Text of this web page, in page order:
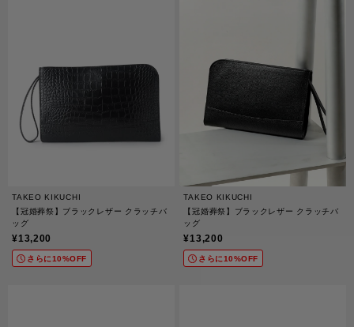
TAKEO KIKUCHI
【冠婚葬祭】ブラックレザー クラッチバ
ッグ
¥13,200
さらに10%OFF
TAKEO KIKUCHI
【冠婚葬祭】ブラックレザー クラッチバ
ッグ
¥13,200
さらに10%OFF